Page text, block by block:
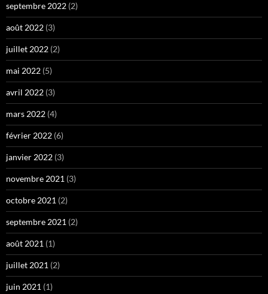
septembre 2022 (2)
août 2022 (3)
juillet 2022 (2)
mai 2022 (5)
avril 2022 (3)
mars 2022 (4)
février 2022 (6)
janvier 2022 (3)
novembre 2021 (3)
octobre 2021 (2)
septembre 2021 (2)
août 2021 (1)
juillet 2021 (2)
juin 2021 (1)